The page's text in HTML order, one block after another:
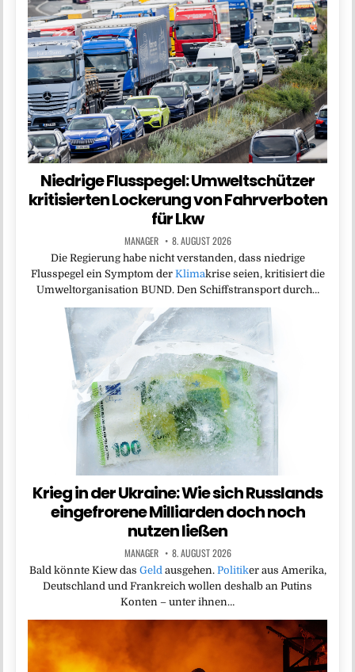
Niedrige Flusspegel: Umweltschützer
kritisierten Lockerung von Fahrverboten
für Lkw
MANAGER 8. AUGUST 2026
Die Regierung habe nicht verstanden, dass niedrige
Flusspegel ein Symptom der Klimakrise seien, kritisiert die
Umweltorganisation BUND. Den Schiffstransport durch…
Krieg in der Ukraine: Wie sich Russlands
eingefrorene Milliarden doch noch
nutzen ließen
MANAGER 8. AUGUST 2026
Bald könnte Kiew das Geld ausgehen. Politiker aus Amerika,
Deutschland und Frankreich wollen deshalb an Putins
Konten – unter ihnen…